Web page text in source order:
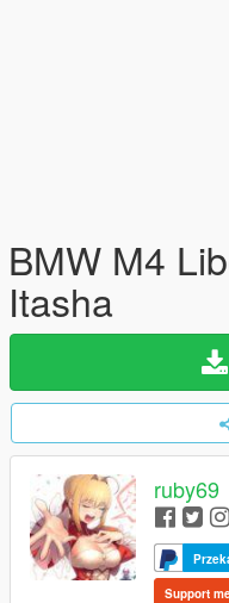
BMW M4
Itasha
ruby69
Support